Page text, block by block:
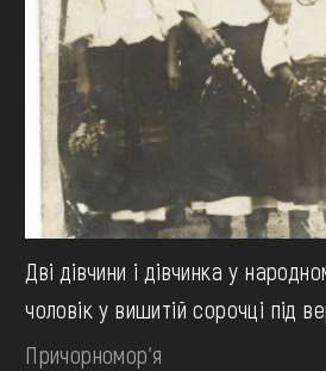
Дві дівчини і дівчинка у
чоловік у вишитій сорочці під
Причорномор'я